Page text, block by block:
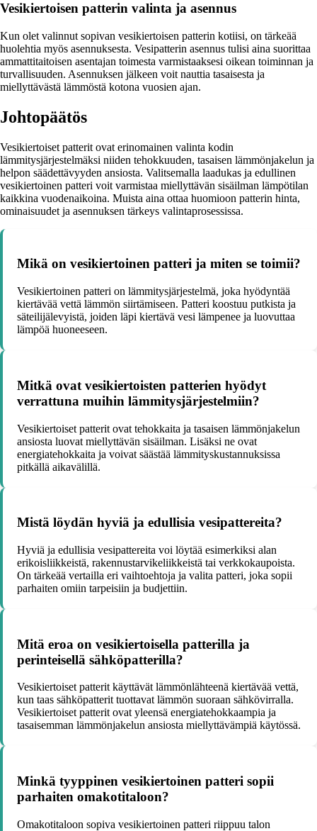
Vesikiertoisen patterin valinta ja asennus
Kun olet valinnut sopivan vesikiertoisen patterin kotiisi, on tärkeää
huolehtia myös asennuksesta. Vesipatterin asennus tulisi aina suorittaa
ammattitaitoisen asentajan toimesta varmistaaksesi oikean toiminnan ja
turvallisuuden. Asennuksen jälkeen voit nauttia tasaisesta ja
miellyttävästä lämmöstä kotona vuosien ajan.
Johtopäätös
Vesikiertoiset patterit ovat erinomainen valinta kodin
lämmitysjärjestelmäksi niiden tehokkuuden, tasaisen lämmönjakelun ja
helpon säädettävyyden ansiosta. Valitsemalla laadukas ja edullinen
vesikiertoinen patteri voit varmistaa miellyttävän sisäilman lämpötilan
kaikkina vuodenaikoina. Muista aina ottaa huomioon patterin hinta,
ominaisuudet ja asennuksen tärkeys valintaprosessissa.
Mikä on vesikiertoinen patteri ja miten se toimii?
Vesikiertoinen patteri on lämmitysjärjestelmä, joka hyödyntää
kiertävää vettä lämmön siirtämiseen. Patteri koostuu putkista ja
säteilijälevyistä, joiden läpi kiertävä vesi lämpenee ja luovuttaa
lämpöä huoneeseen.
Mitkä ovat vesikiertoisten patterien hyödyt
verrattuna muihin lämmitysjärjestelmiin?
Vesikiertoiset patterit ovat tehokkaita ja tasaisen lämmönjakelun
ansiosta luovat miellyttävän sisäilman. Lisäksi ne ovat
energiatehokkaita ja voivat säästää lämmityskustannuksissa
pitkällä aikavälillä.
Mistä löydän hyviä ja edullisia vesipattereita?
Hyviä ja edullisia vesipattereita voi löytää esimerkiksi alan
erikoisliikkeistä, rakennustarvikeliikkeistä tai verkkokaupoista.
On tärkeää vertailla eri vaihtoehtoja ja valita patteri, joka sopii
parhaiten omiin tarpeisiin ja budjettiin.
Mitä eroa on vesikiertoisella patterilla ja
perinteisellä sähköpatterilla?
Vesikiertoiset patterit käyttävät lämmönlähteenä kiertävää vettä,
kun taas sähköpatterit tuottavat lämmön suoraan sähkövirralla.
Vesikiertoiset patterit ovat yleensä energiatehokkaampia ja
tasaisemman lämmönjakelun ansiosta miellyttävämpiä käytössä.
Minkä tyyppinen vesikiertoinen patteri sopii
parhaiten omakotitaloon?
Omakotitaloon sopiva vesikiertoinen patteri riippuu talon